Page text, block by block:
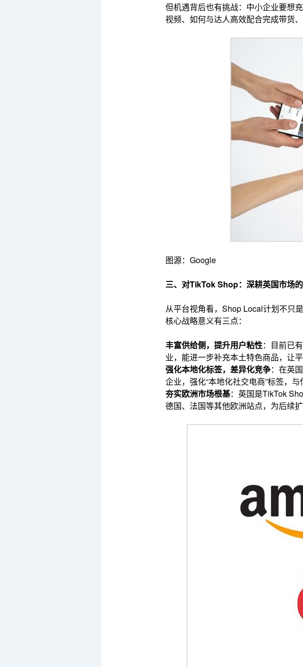
但机遇背后也有挑战：中小企业要想
视频、如何与达人高效配合完成带货
图源：Google
三、对TikTok Shop：深耕英国市场
从平台视角看，Shop Local计划不只
核心战略意义有三点：
丰富供给侧，提升用户粘性：目前已
业，能进一步补充本土特色商品，让
强化本地化标签，差异化竞争：在英
企业，强化“本地化社交电商”标签，
夯实欧洲市场根基：英国是TikTok
德国、法国等其他欧洲站点，为后续扩